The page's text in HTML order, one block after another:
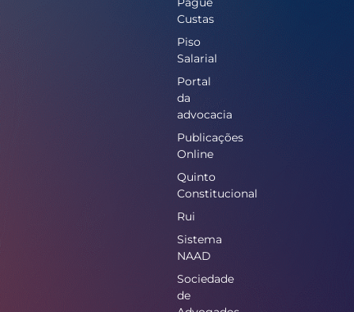
Custas
Piso
Salarial
Portal
da
advocacia
Publicações
Online
Quinto
Constitucional
Rui
Sistema
NAAD
Sociedade
de